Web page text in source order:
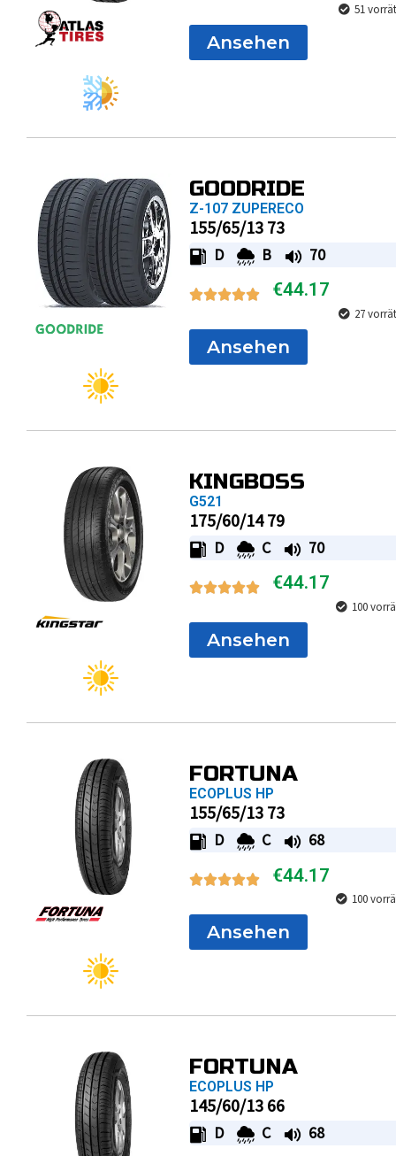
51
Ansehen
GOODRIDE
Z-107 ZUPERECO
155/65/13 73
D B 70
€44.17
27
Ansehen
KINGBOSS
G521
175/60/14 79
D C 70
€44.17
100
Ansehen
FORTUNA
ECOPLUS HP
155/65/13 73
D C 68
€44.17
100
Ansehen
FORTUNA
ECOPLUS HP
145/60/13 66
D C 68